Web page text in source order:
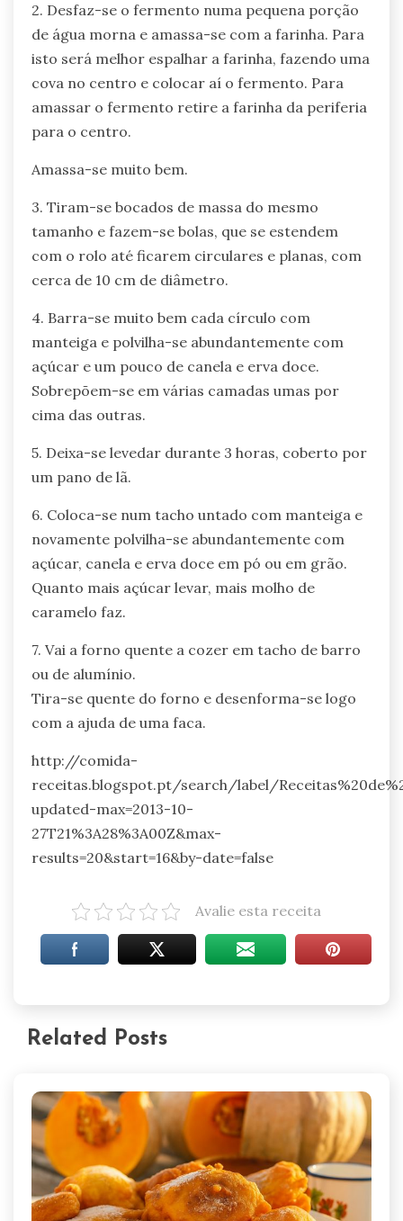
2. Desfaz-se o fermento numa pequena porção
de água morna e amassa-se com a farinha. Para
isto será melhor espalhar a farinha, fazendo uma
cova no centro e colocar aí o fermento. Para
amassar o fermento retire a farinha da periferia
para o centro.
Amassa-se muito bem.
3. Tiram-se bocados de massa do mesmo
tamanho e fazem-se bolas, que se estendem
com o rolo até ficarem circulares e planas, com
cerca de 10 cm de diâmetro.
4. Barra-se muito bem cada círculo com
manteiga e polvilha-se abundantemente com
açúcar e um pouco de canela e erva doce.
Sobrepõem-se em várias camadas umas por
cima das outras.
5. Deixa-se levedar durante 3 horas, coberto por
um pano de lã.
6. Coloca-se num tacho untado com manteiga e
novamente polvilha-se abundantemente com
açúcar, canela e erva doce em pó ou em grão.
Quanto mais açúcar levar, mais molho de
caramelo faz.
7. Vai a forno quente a cozer em tacho de barro
ou de alumínio.
Tira-se quente do forno e desenforma-se logo
com a ajuda de uma faca.
http://comida-
receitas.blogspot.pt/search/label/
updated-max=2013-10-
27T21%3A28%3A00Z&max-
results=20&start=16&by-date=false
Avalie esta receita
Related Posts